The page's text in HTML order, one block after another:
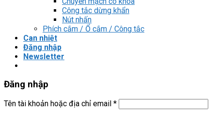
Công tắc dừng khẩn
Nút nhấn
Phích cắm / Ổ cắm / Công tắc
Can nhiệt
Đăng nhập
Newsletter
Đăng nhập
Tên tài khoản hoặc địa chỉ email *